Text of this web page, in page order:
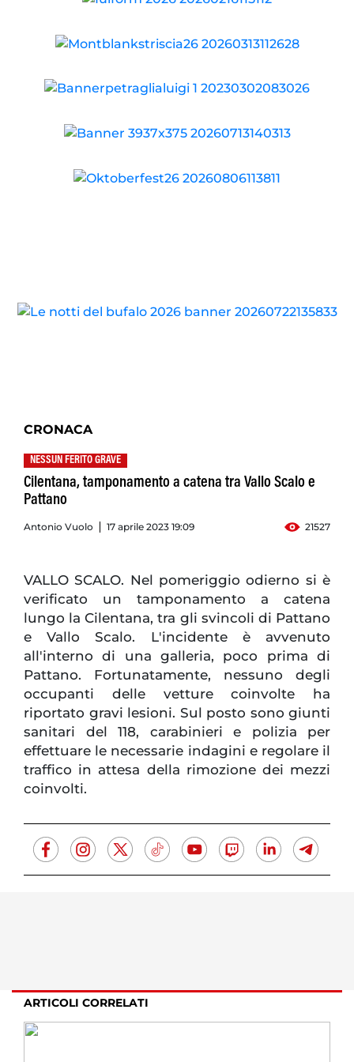
CRONACA
NESSUN FERITO GRAVE
Cilentana, tamponamento a catena tra Vallo Scalo e
Pattano
Antonio Vuolo 17 aprile 2023 19:09 21527
VALLO SCALO. Nel pomeriggio odierno si è
verificato un tamponamento a catena
lungo la Cilentana, tra gli svincoli di Pattano
e Vallo Scalo. L'incidente è avvenuto
all'interno di una galleria, poco prima di
Pattano. Fortunatamente, nessuno degli
occupanti delle vetture coinvolte ha
riportato gravi lesioni. Sul posto sono giunti
sanitari del 118, carabinieri e polizia per
effettuare le necessarie indagini e regolare il
traffico in attesa della rimozione dei mezzi
coinvolti.
ARTICOLI CORRELATI